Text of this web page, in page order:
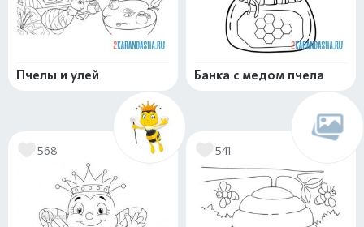
Пчелы и улей Банка с медом пчела
568 541